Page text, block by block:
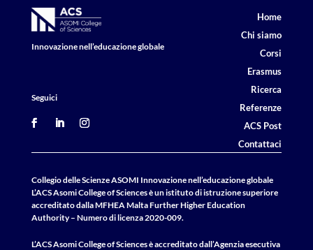
Innovazione nell’educazione globale
Seguici
Home
Chi siamo
Corsi
Erasmus
Ricerca
Referenze
ACS Post
Contattaci
Collegio delle Scienze ASOMI Innovazione nell’educazione globale
L’ACS Asomi College of Sciences è un istituto di istruzione superiore
accreditato dalla MFHEA Malta Further Higher Education
Authority – Numero di licenza 2020-009.
L’ACS Asomi College of Sciences è accreditato dall’Agenzia esecutiva